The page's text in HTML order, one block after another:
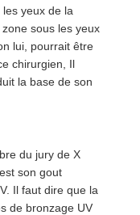
yeux de la
sous les yeux
lui, pourrait être
chirurgien, Il
la base de son
du jury de X
son gout
Il faut dire que la
de bronzage UV